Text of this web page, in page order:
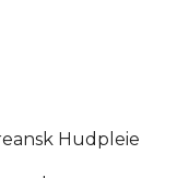
Hudpleie